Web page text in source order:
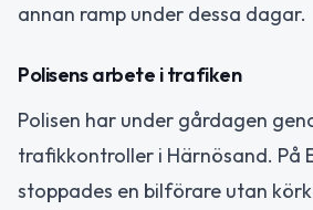
annan ramp under dessa dagar.
Polisens arbete i trafiken
Polisen har under gårdagen
trafikkontroller i Härnösand. På
stoppades en bilförare utan